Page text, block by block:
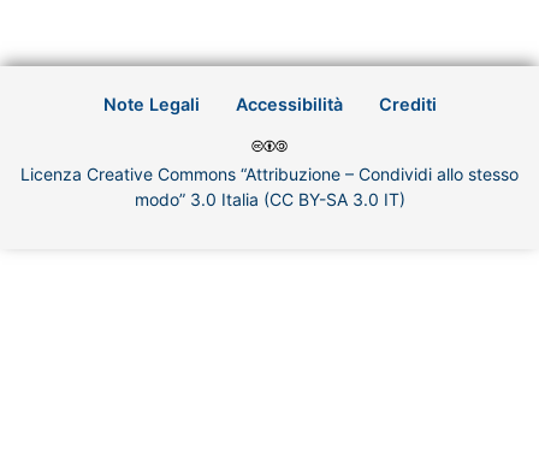
Note Legali Accessibilità Crediti
Licenza Creative Commons “Attribuzione – Condividi allo stesso
modo” 3.0 Italia (CC BY-SA 3.0 IT)